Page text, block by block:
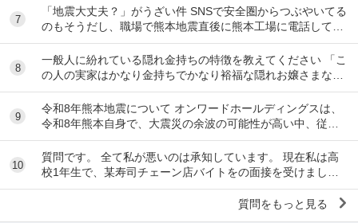
7
「地震大丈夫？」がうざい件 SNSで安全圏からつぶやいてる
のもそうだし、職場で熊本地震直後に熊本工場に電話して
「うるさい！今それどころじゃないんだよ！」...
8
一般人に紛れている隠れ金持ちの特徴を教えてください 「こ
の人の実家はかなり金持ちでかなり裕福な隠れお嬢さまなん
だな」とわかる特徴を教えてください 私の...
9
令和8年熊本地震について オンワードホールディングスは、
令和8年熊本自身で、大震災の余波の可能性が高い中、従業
員に売上金の確保（金庫への預け入れ）を優先さ...
10
質問です。 全て私が悪いのは承知しています。 現在私は高
校1年生で、某寿司チェーン店バイトをの面接を受けまし
た。面接をし、その場で採用をもらいました。そし...
質問をもっと見る